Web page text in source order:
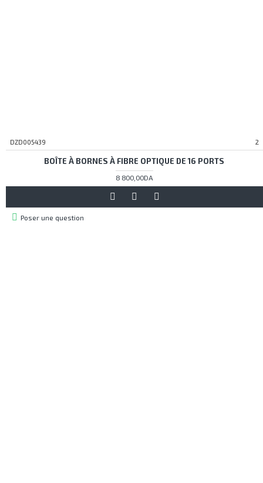
DZD005439 2
BOÎTE À BORNES À FIBRE OPTIQUE DE 16 PORTS
8 800,00DA
Poser une question